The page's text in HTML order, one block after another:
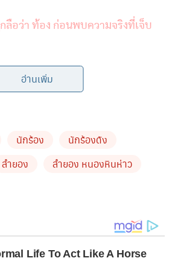
ลือว่า ท้อง ก่อนพบความจริงที่เจ็บ
อ่านเพิ่ม
นักร้อง
นักร้องดัง
ลำยอง
ลำยอง หนองหินห่าว
Life To Act Like A Horse